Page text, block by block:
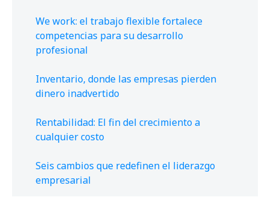
We work: el trabajo flexible fortalece
competencias para su desarrollo
profesional
Inventario, donde las empresas pierden
dinero inadvertido
Rentabilidad: El fin del crecimiento a
cualquier costo
Seis cambios que redefinen el liderazgo
empresarial